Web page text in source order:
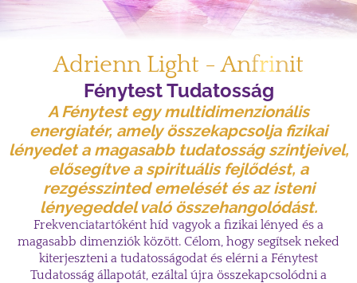
Adrienn Light - Anfrinit
Fénytest Tudatosság
AFénytestegy multidimenzionális
energiatér, amely összekapcsolja fizikai
lényedet a magasabb tudatosság szintjeivel,
elősegítve a spirituális fejlődést, a
rezgésszinted emelését és az isteni
lényegeddel való összehangolódást.
Frekvenciatartóként híd vagyok a fizikai lényed és a
magasabb dimenziók között. Célom, hogy segítsek neked
kiterjeszteni a tudatosságodat és elérni a Fénytest
Tudatosság állapotát, ezáltal újra összekapcsolódni a